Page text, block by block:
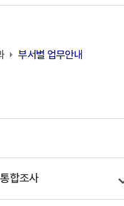
시원키트’ 60세트 기탁
경 농업인 현장 목소리 경청
부서별 업무안내
통합조사